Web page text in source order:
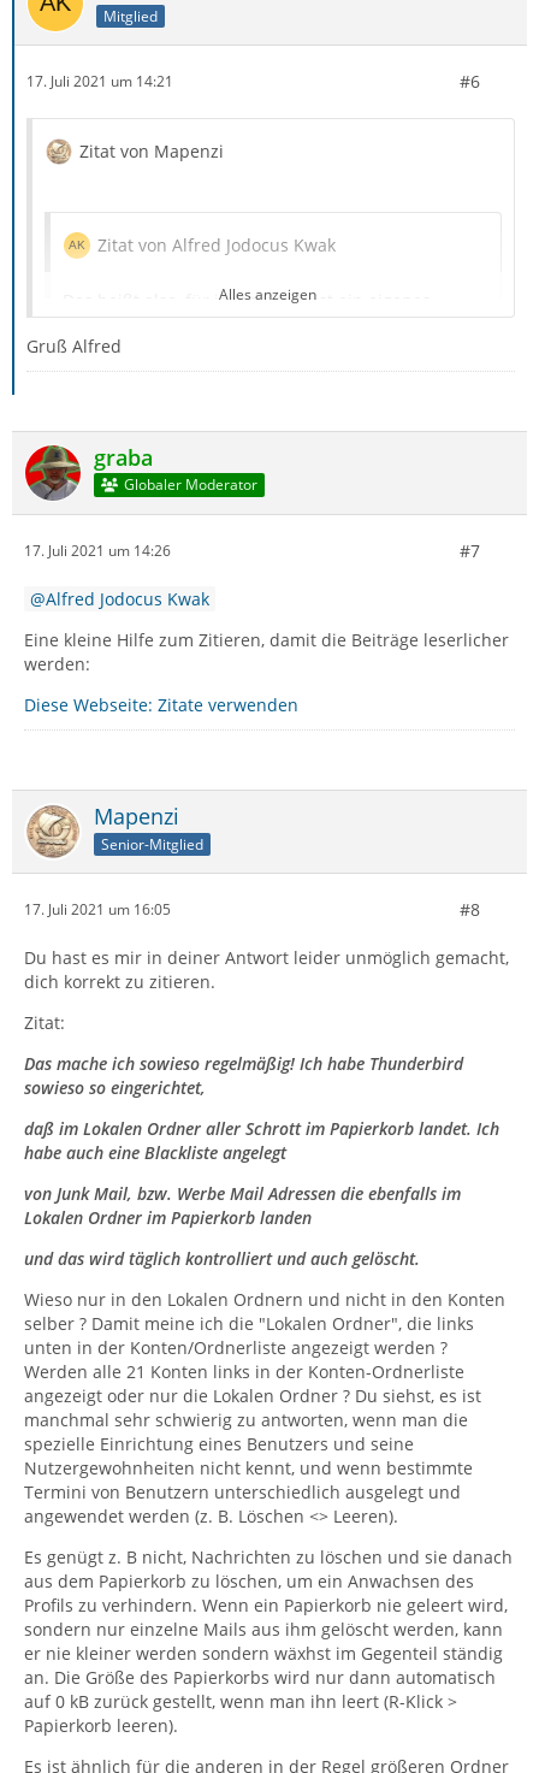
Mitglied
17. Juli 2021 um 14:21 #6
Zitat von Mapenzi
Zitat von Alfred Jodocus Kwak
Das heißt also, für jedes Konto ist ein eigenes
Nachrichten Dateien
So ist es. Jedes Konto hat seinen eigenen pop.gmx-x.net
Ordner im Ordner "Mail" zum Speichern des
Und die sollte man nicht unbedingt löschen?
Auf keinen Fall .
Zitat von Alfred Jodocus Kwak
Was würde passieren wenn man alle pop.gmx.net
löschen würde, würden beim
nächsten Start dann automatisch neue angelegt?
Die würden automatisch neu angelegt, aber TB könnte
im Posteingang neu herunter laden. Alles andere
Bei mir bleiben so oder so Gesendete oder
Empfangene Mails nur so lange im Thunderbird,
wie sie benötigt werden und das ist vielleicht mal
höchstenfalls 2 Wochen
Ich habe mir von dem was in der AppData unter
Local und Roaming von
Thunderbird jeweils abgespeichert wird eine
Sicherungskopie erstellt.
Alles anzeigen
Gruß Alfred
graba
Globaler Moderator
17. Juli 2021 um 14:26 #7
Alfred Jodocus Kwak
Eine kleine Hilfe zum Zitieren, damit die Beiträge leserlicher
werden:
Diese Webseite: Zitate verwenden
Mapenzi
Senior-Mitglied
17. Juli 2021 um 16:05 #8
Du hast es mir in deiner Antwort leider unmöglich gemacht,
dich korrekt zu zitieren.
Zitat:
Das mache ich sowieso regelmäßig! Ich habe Thunderbird
sowieso so eingerichtet,
daß im Lokalen Ordner aller Schrott im Papierkorb landet. Ich
habe auch eine Blackliste angelegt
von Junk Mail, bzw. Werbe Mail Adressen die ebenfalls im
Lokalen Ordner im Papierkorb landen
und das wird täglich kontrolliert und auch gelöscht.
Wieso nur in den Lokalen Ordnern und nicht in den Konten
selber ? Damit meine ich die "Lokalen Ordner", die links
unten in der Konten/Ordnerliste angezeigt werden ?
Werden alle 21 Konten links in der Konten-Ordnerliste
angezeigt oder nur die Lokalen Ordner ? Du siehst, es ist
manchmal sehr schwierig zu antworten, wenn man die
spezielle Einrichtung eines Benutzers und seine
Nutzergewohnheiten nicht kennt, und wenn bestimmte
Termini von Benutzern unterschiedlich ausgelegt und
angewendet werden (z. B. Löschen <> Leeren).
Es genügt z. B nicht, Nachrichten zu löschen und sie danach
aus dem Papierkorb zu löschen, um ein Anwachsen des
Profils zu verhindern. Wenn ein Papierkorb nie geleert wird,
sondern nur einzelne Mails aus ihm gelöscht werden, kann
er nie kleiner werden sondern wäxhst im Gegenteil ständig
an. Die Größe des Papierkorbs wird nur dann automatisch
auf 0 kB zurück gestellt, wenn man ihn leert (R-Klick >
Papierkorb leeren).
Es ist ähnlich für die anderen in der Regel größeren Ordner